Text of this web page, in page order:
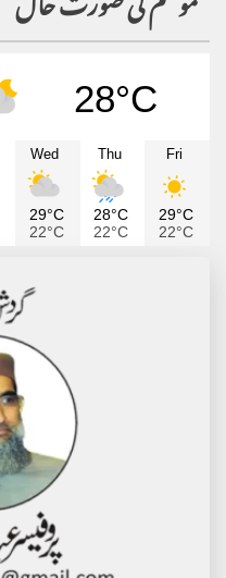
28°C
Wed
29°C
22°C
Thu
28°C
22°C
Fri
29°C
22°C